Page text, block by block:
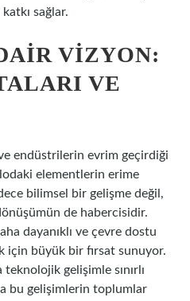
sağlar.
VIZYON:
VE
endüstrilerin evrim geçirdiği
elementlerin erime
bilimsel bir gelişme değil,
de habercisidir.
dayanıklı ve çevre dostu
için büyük bir fırsat sunuyor.
gelişimle sınırlı
bu gelişimlerin toplumlar